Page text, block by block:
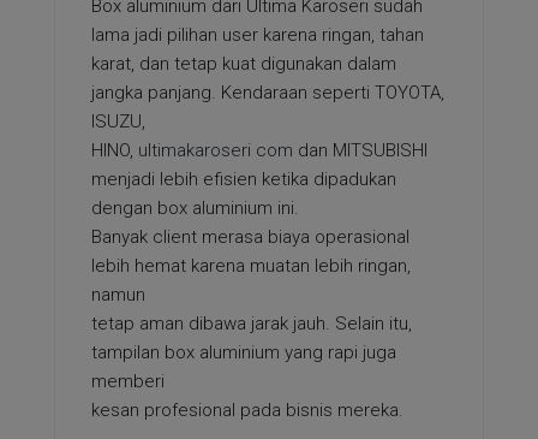
Box aluminium dari Ultima Karoseri sudah
lama jadi pilihan user karena ringan, tahan
karat, dan tetap kuat digunakan dalam
jangka panjang. Kendaraan seperti TOYOTA,
ISUZU,
HINO, ultimakaroseri com dan MITSUBISHI
menjadi lebih efisien ketika dipadukan
dengan box aluminium ini.
Banyak client merasa biaya operasional
lebih hemat karena muatan lebih ringan,
namun
tetap aman dibawa jarak jauh. Selain itu,
tampilan box aluminium yang rapi juga
memberi
kesan profesional pada bisnis mereka.